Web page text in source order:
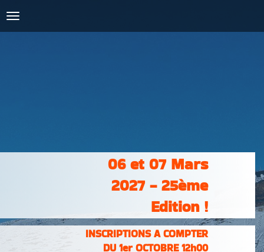
PHOTOS &
06 et 07 Mars
2027 - 25ème
Edition !
INSCRIPTIONS A COMPTER
DU 1er OCTOBRE 12h00